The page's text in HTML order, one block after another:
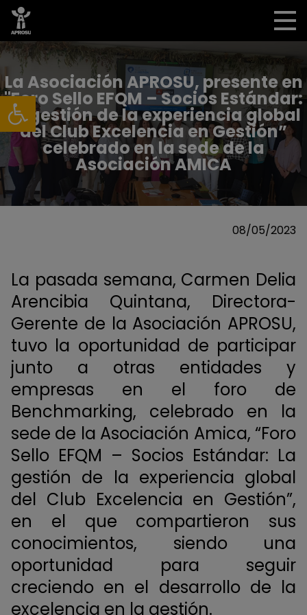
Abrir barra de herramientas
La Asociación APROSU, presente en
"Foro Sello EFQM – Socios Estándar:
La gestión de la experiencia global
del Club Excelencia en Gestión”
celebrado en la sede de la
Asociación AMICA
08/05/2023
La pasada semana, Carmen Delia
Arencibia Quintana, Directora-
Gerente de la Asociación APROSU,
tuvo la oportunidad de participar
junto a otras entidades y
empresas en el foro de
Benchmarking, celebrado en la
sede de la Asociación Amica, “Foro
Sello EFQM – Socios Estándar: La
gestión de la experiencia global
del Club Excelencia en Gestión”,
en el que compartieron sus
conocimientos, siendo una
oportunidad para seguir
creciendo en el desarrollo de la
excelencia en la gestión.